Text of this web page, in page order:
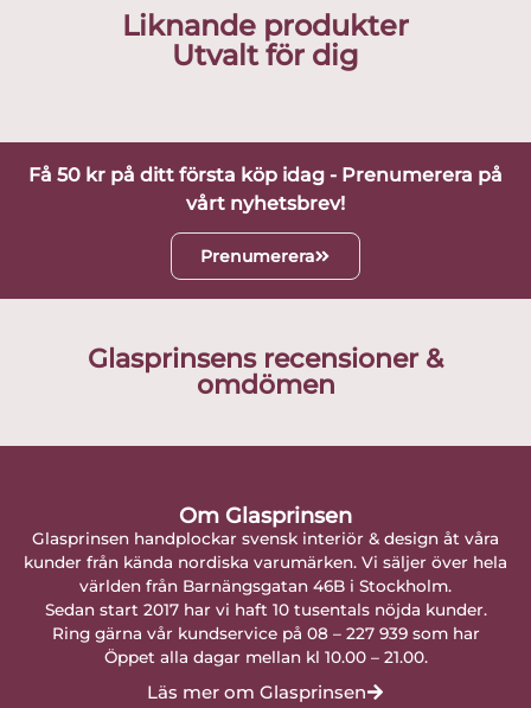
Liknande produkter
Utvalt för dig
Få 50 kr på ditt första köp idag - Prenumerera på
vårt nyhetsbrev!
Prenumerera
Glasprinsens recensioner &
omdömen
Om Glasprinsen
Glasprinsen handplockar svensk interiör & design åt våra
kunder från kända nordiska varumärken. Vi säljer över hela
världen från Barnängsgatan 46B i Stockholm.
Sedan start 2017 har vi haft 10 tusentals nöjda kunder.
Ring gärna vår kundservice på 08 – 227 939 som har
Öppet alla dagar mellan kl 10.00 – 21.00.
Läs mer om Glasprinsen